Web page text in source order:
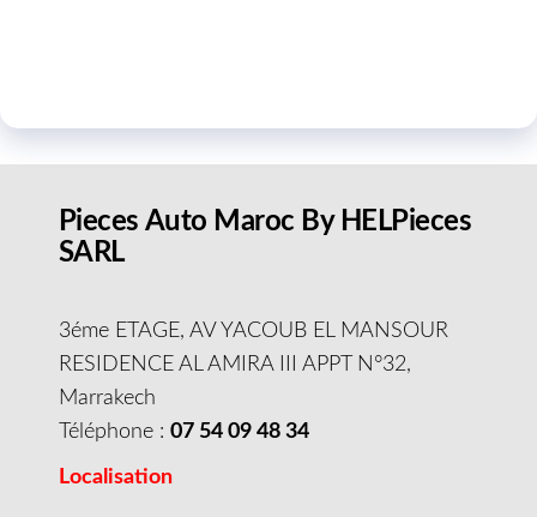
Pieces Auto Maroc By HELPieces
SARL
3éme ETAGE, AV YACOUB EL MANSOUR
RESIDENCE AL AMIRA III APPT N°32,
Marrakech
Téléphone : 07 54 09 48 34
Localisation